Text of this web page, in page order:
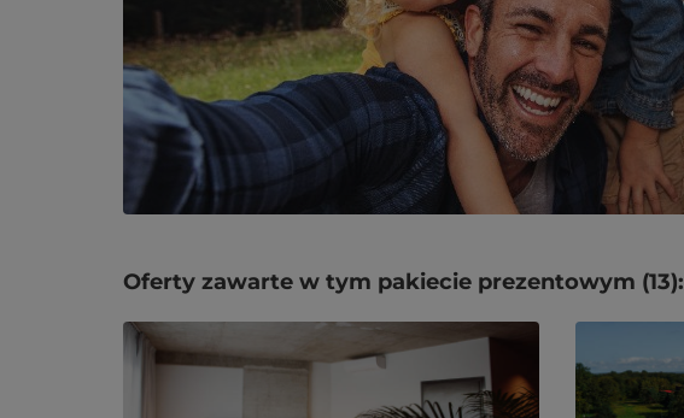
Oferty zawarte w tym pakiecie prezentowym (13):